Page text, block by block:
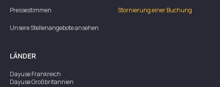
Pressestimmen
Unsere Stellenangebote ansehen
Stornierung einer Buchung
LÄNDER
DayuseFrankreich
DayuseGroßbritannien